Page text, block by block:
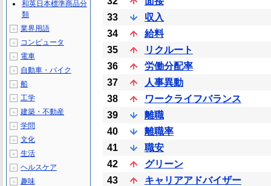
33
収入
34
給料
35
リクルート
36
労働分配率
37
人事異動
38
ワークライフバランス
39
離職
40
離職率
41
職安
42
グリーン
43
キャリアアドバイザー
和英日本標準商品分
類
＋ 業界用語
＋ コンピュータ
＋ 電車
＋ 自動車・バイク
＋ 船
＋ 工学
＋ 建築・不動産
＋ 学問
＋ 文化
＋ 生活
＋ ヘルスケア
＋ 趣味